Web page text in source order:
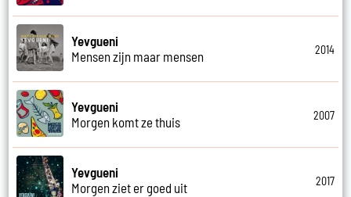
Yevgueni
Mensen zijn maar mensen
2014
Yevgueni
Morgen komt ze thuis
2007
Yevgueni
Morgen ziet er goed uit
2017